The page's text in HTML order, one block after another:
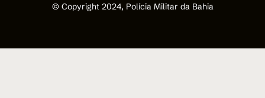
© Copyright 2024, Polícia Militar da Bahia